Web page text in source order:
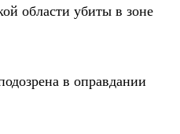
области убиты в зоне
в оправдании